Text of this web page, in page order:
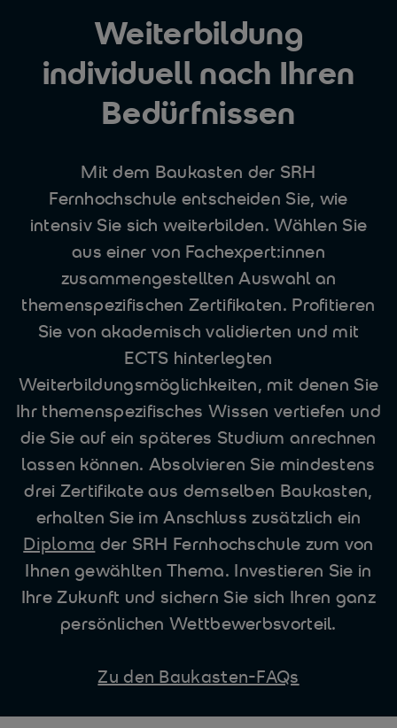
Weiterbildung
individuell nach Ihren
Bedürfnissen
Mit dem Baukasten der SRH
Fernhochschule entscheiden Sie, wie
intensiv Sie sich weiterbilden. Wählen Sie
aus einer von Fachexpert:innen
zusammengestellten Auswahl an
themenspezifischen Zertifikaten. Profitieren
Sie von akademisch validierten und mit
ECTS hinterlegten
Weiterbildungsmöglichkeiten, mit denen Sie
Ihr themenspezifisches Wissen vertiefen und
die Sie auf ein späteres Studium anrechnen
lassen können. Absolvieren Sie mindestens
drei Zertifikate aus demselben Baukasten,
erhalten Sie im Anschluss zusätzlich ein
Diploma der SRH Fernhochschule zum von
Ihnen gewählten Thema. Investieren Sie in
Ihre Zukunft und sichern Sie sich Ihren ganz
persönlichen Wettbewerbsvorteil.
Zu den Baukasten-FAQs